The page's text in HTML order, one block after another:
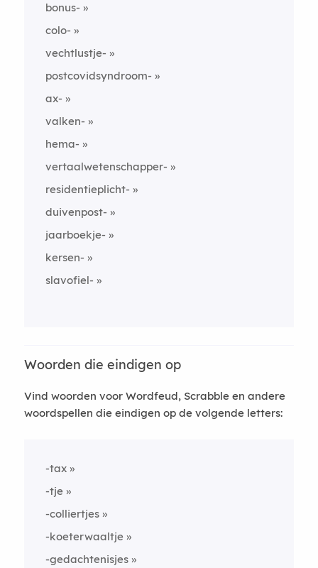
bonus-
colo-
vechtlustje-
postcovidsyndroom-
ax-
valken-
hema-
vertaalwetenschapper-
residentieplicht-
duivenpost-
jaarboekje-
kersen-
slavofiel-
Woorden die eindigen op
Vind woorden voor Wordfeud, Scrabble en andere
woordspellen die eindigen op de volgende letters:
-tax
-tje
-colliertjes
-koeterwaaltje
-gedachtenisjes